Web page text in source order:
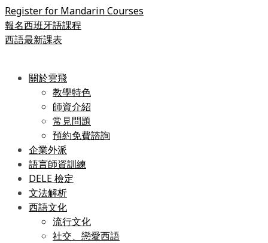
Register for Mandarin Courses
報名西班牙語課程
西語最新課表
關於雲飛
教學特色
師資介紹
常見問題
預約免費諮詢
企業外派
語言師資訓練
DELE 檢定
文法解析
西語文化
流行文化
社交、戀愛西語